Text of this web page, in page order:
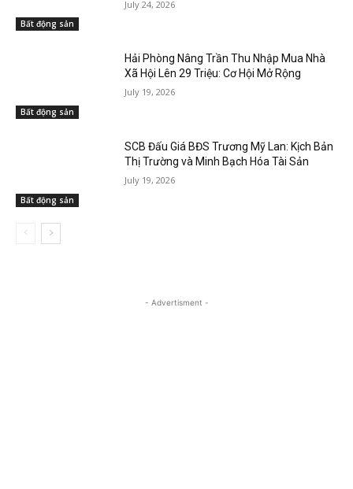
Bất động sản
July 24, 2026
Bất động sản
Hải Phòng Nâng Trần Thu Nhập Mua Nhà
Xã Hội Lên 29 Triệu: Cơ Hội Mở Rộng
July 19, 2026
Bất động sản
SCB Đấu Giá BĐS Trương Mỹ Lan: Kịch Bản
Thị Trường và Minh Bạch Hóa Tài Sản
July 19, 2026
- Advertisment -